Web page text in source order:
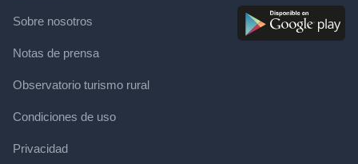
Sobre nosotros
Notas de prensa
Observatorio turismo rural
Condiciones de uso
Privacidad